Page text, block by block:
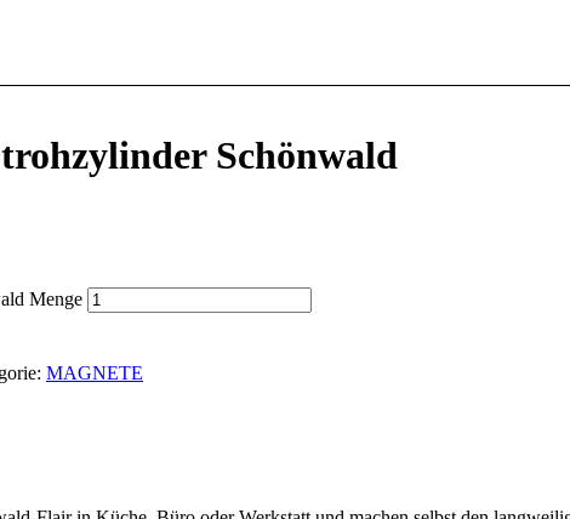
Schönwald
Menge
MAGNETE